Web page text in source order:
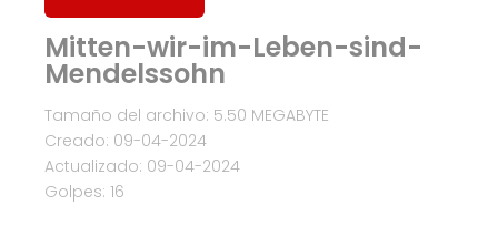
Mitten-wir-im-Leben-sind-
Mendelssohn
Tamaño del archivo: 5.50 MEGABYTE
Creado: 09-04-2024
Actualizado: 09-04-2024
Golpes: 16